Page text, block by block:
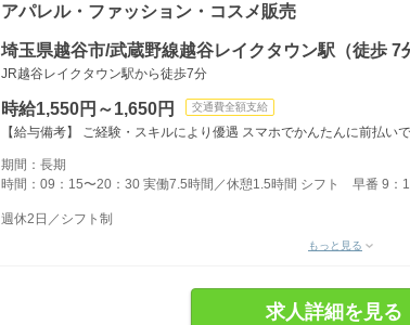
アパレル・ファッション・コスメ販売
埼玉県越谷市/武蔵野線越谷レイクタウン駅（徒歩 7
JR越谷レイクタウン駅から徒歩7分
時給1,550円～1,650円 交通費全額支給
【給与備考】 ご経験・スキルにより優遇 スマホでかんたんに前払い
期間：長期
時間：09：15〜20：30 実働7.5時間／休憩1.5時間 シフト 早番 9：
週休2日／シフト制
もっと見る
求人詳細を見る